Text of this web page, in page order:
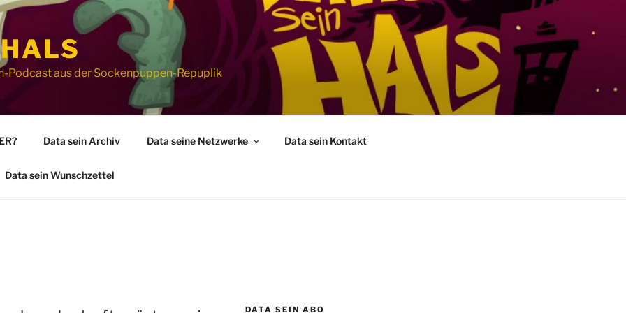
Podcast aus der Sockenpuppen-Repuplik
Data sein Archiv Data seine Netzwerke Data sein Kontakt
Data sein Wunschzettel
DATA SEIN ABO